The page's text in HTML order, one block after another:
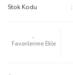
Stok Kodu